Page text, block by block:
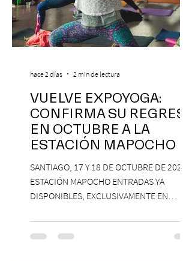
VUELVE EXPOYOGA:
CONFIRMA SU REGRESO
EN OCTUBRE A LA
ESTACIÓN MAPOCHO
SANTIAGO, 17 Y 18 DE OCTUBRE DE 2026,
ESTACIÓN MAPOCHO ENTRADAS YA
DISPONIBLES, EXCLUSIVAMENTE EN
con una edición renovada que reunirá
yoga, bienestar y vida consciente, con la
hace 2 días 2 min de lectura